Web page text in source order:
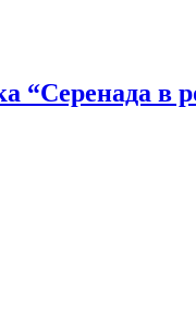
“Серенада в